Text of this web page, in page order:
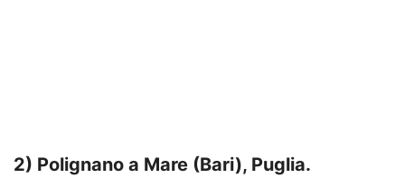
2) Polignano a Mare (Bari), Puglia.